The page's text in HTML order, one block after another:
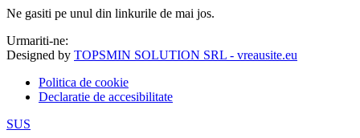
Ne gasiti pe unul din linkurile de mai jos.
Urmariti-ne:
Designed by TOPSMIN SOLUTION SRL - vreausite.eu
Politica de cookie
Declaratie de accesibilitate
SUS